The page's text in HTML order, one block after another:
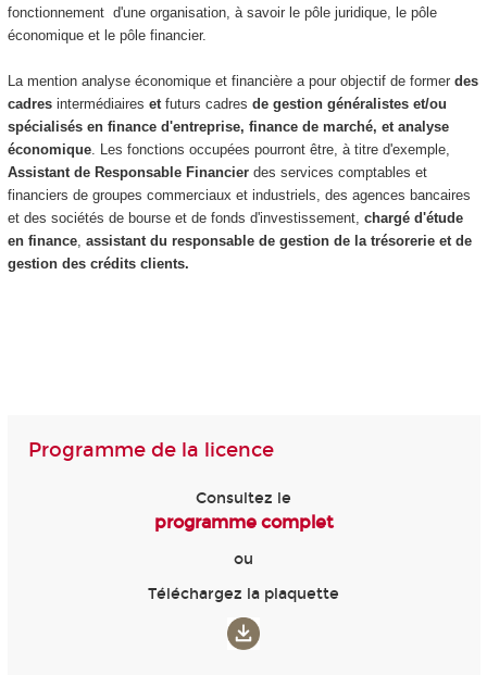
fonctionnement d'une organisation, à savoir le pôle juridique, le pôle
économique et le pôle financier.
La mention analyse économique et financière a pour objectif de former des
cadres intermédiaires et futurs cadres de gestion généralistes et/ou
spécialisés en finance d'entreprise, finance de marché, et analyse
économique. Les fonctions occupées pourront être, à titre d'exemple,
Assistant de Responsable Financier des services comptables et
financiers de groupes commerciaux et industriels, des agences bancaires
et des sociétés de bourse et de fonds d'investissement, chargé d'étude
en finance, assistant du responsable de gestion de la trésorerie et de
gestion des crédits clients.
Programme de la licence
Consultez le
programme complet
ou
Téléchargez la plaquette